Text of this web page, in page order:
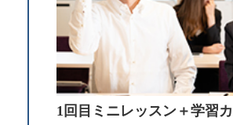
1回目ミニレッスン＋学習